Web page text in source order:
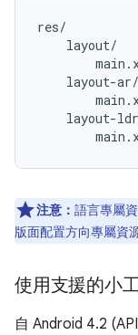
res/
    layout/
    layout-ar/
layout-
注意： 語言專屬
版面配置方向專屬資
使用支援的小
自 Android 4.2